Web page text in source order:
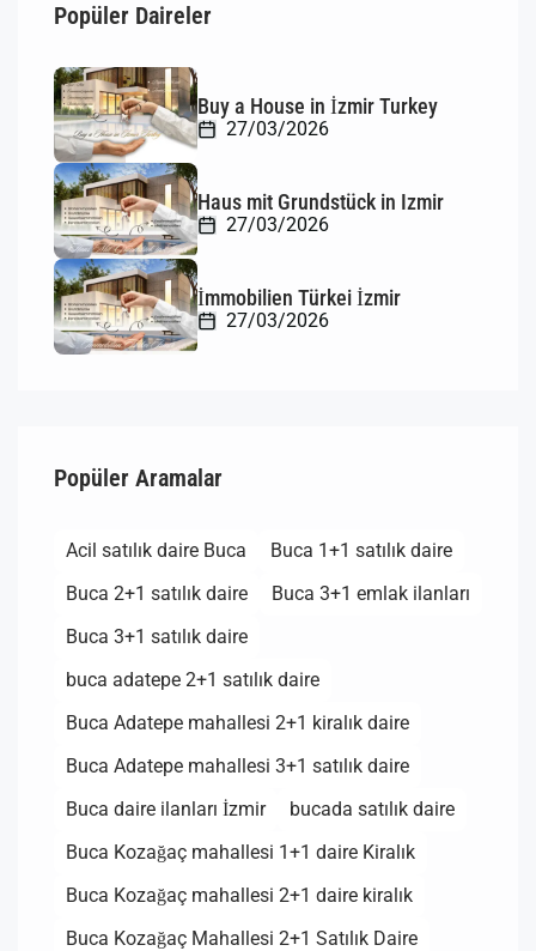
Popüler Daireler
Buy a House in İzmir Turkey
27/03/2026
Haus mit Grundstück in Izmir
27/03/2026
İmmobilien Türkei İzmir
27/03/2026
Popüler Aramalar
Acil satılık daire Buca
Buca 1+1 satılık daire
Buca 2+1 satılık daire
Buca 3+1 emlak ilanları
Buca 3+1 satılık daire
buca adatepe 2+1 satılık daire
Buca Adatepe mahallesi 2+1 kiralık daire
Buca Adatepe mahallesi 3+1 satılık daire
Buca daire ilanları İzmir
bucada satılık daire
Buca Kozağaç mahallesi 1+1 daire Kiralık
Buca Kozağaç mahallesi 2+1 daire kiralık
Buca Kozağaç Mahallesi 2+1 Satılık Daire